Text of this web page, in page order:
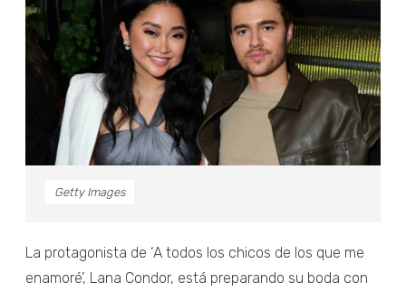
Getty Images
La protagonista de ‘A todos los chicos de los que me
enamoré’, Lana Condor, está preparando su boda con